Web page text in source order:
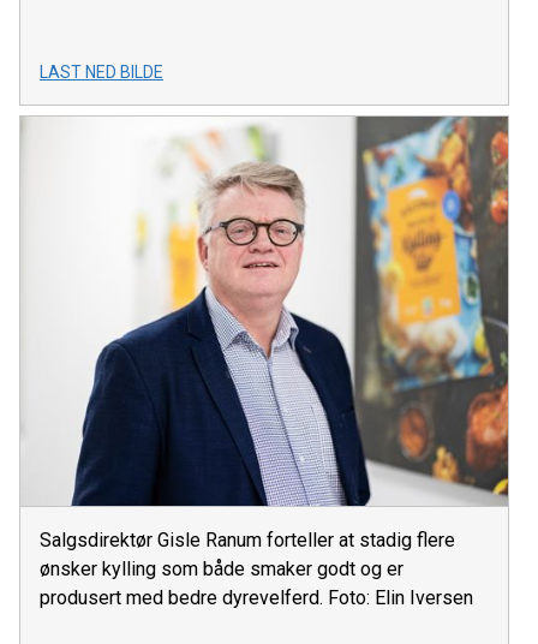
LAST NED BILDE
Salgsdirektør Gisle Ranum forteller at stadig flere
ønsker kylling som både smaker godt og er
produsert med bedre dyrevelferd. Foto: Elin Iversen